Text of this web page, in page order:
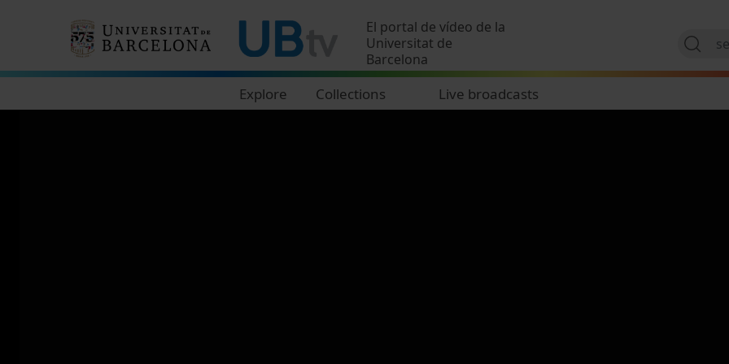
El portal de vídeo de la
Universitat de
Barcelona
Explore Collections Live broadcasts